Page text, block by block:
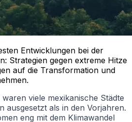
Entwicklungen bei der
Strategien gegen extreme Hitze
auf die Transformation und
viele mexikanische Städte
ausgesetzt als in den Vorjahren.
eng mit dem Klimawandel